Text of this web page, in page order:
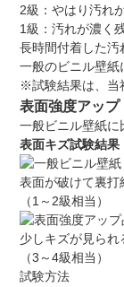
2級：やはり汚れ
1級：汚れが濃く
長時間付着した汚
一般のビニル壁紙
※試験結果は、当
表面強度アップ
一般ビニル壁紙に
表面キズ試験結果
表面が破けて裏打
（1～2級相当）
少しキズが見られ
（3～4級相当）
試験方法